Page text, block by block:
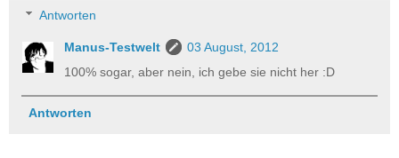
Antworten
Manus-Testwelt
03 August, 2012
100% sogar, aber nein, ich gebe sie nicht her :D
Antworten